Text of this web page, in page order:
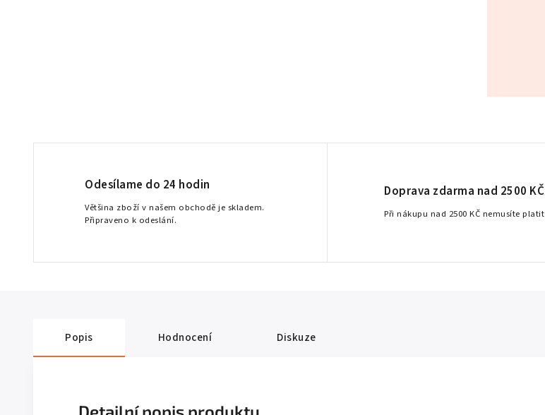
Odesílame do 24 hodin
Většina zboží v našem obchodě je skladem.
Připraveno k odeslání.
Doprava zdarma nad 2500 KČ
Při nákupu nad 2500 KČ nemusíte
Popis Hodnocení Diskuze